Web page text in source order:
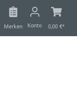
Merken Konto 0,00 €*